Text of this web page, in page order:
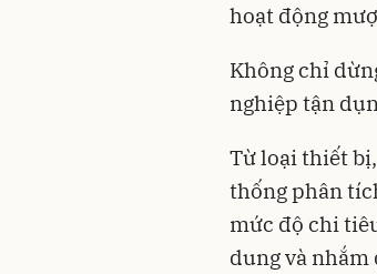
hoạt động
Không chỉ
nghiệp tận
Từ loại thiết
thống phân
mức độ chi
dung và nhắm